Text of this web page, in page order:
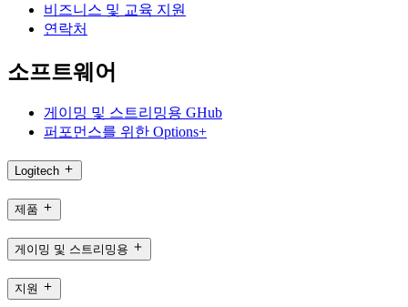
비즈니스 및 교육 지원
연락처
소프트웨어
게이밍 및 스트리밍용 GHub
퍼포먼스를 위한 Options+
Logitech
제품
게이밍 및 스트리밍용
지원